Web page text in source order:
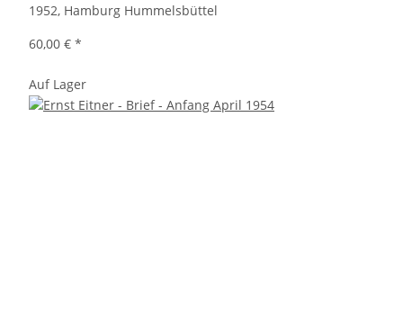
1952, Hamburg Hummelsbüttel
60,00 € *
Auf Lager